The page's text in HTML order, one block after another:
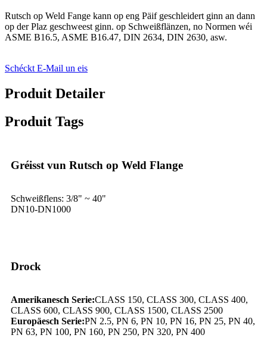
Rutsch op Weld Fange kann op eng Päif geschleidert ginn an dann
op der Plaz geschweest ginn. op Schweißflänzen, no Normen wéi
ASME B16.5, ASME B16.47, DIN 2634, DIN 2630, asw.
Schéckt E-Mail un eis
Produit Detailer
Produit Tags
Gréisst vun Rutsch op Weld Flange
Schweißflens: 3/8" ~ 40"
DN10-DN1000
Drock
Amerikanesch Serie:CLASS 150, CLASS 300, CLASS 400,
CLASS 600, CLASS 900, CLASS 1500, CLASS 2500
Europäesch Serie:PN 2.5, PN 6, PN 10, PN 16, PN 25, PN 40,
PN 63, PN 100, PN 160, PN 250, PN 320, PN 400